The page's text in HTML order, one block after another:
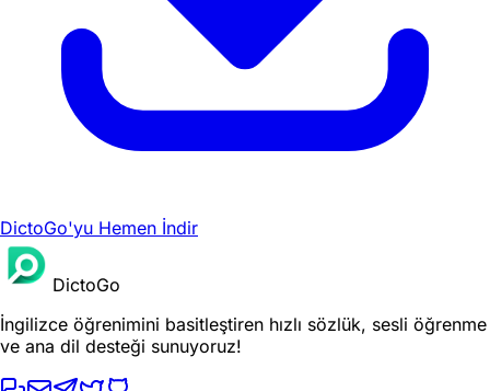
DictoGo'yu Hemen İndir
DictoGo
İngilizce öğrenimini basitleştiren hızlı sözlük, sesli öğrenme
ve ana dil desteği sunuyoruz!